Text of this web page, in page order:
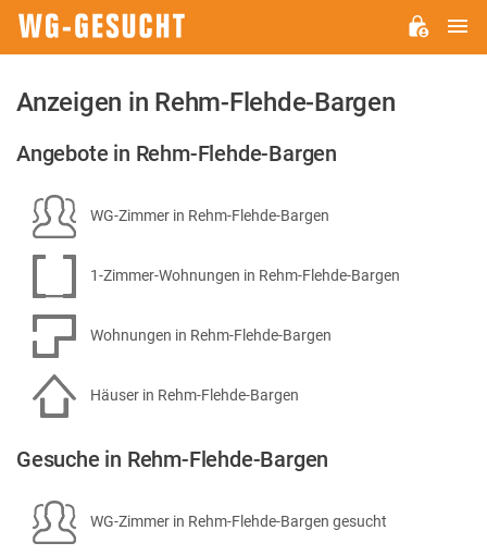
Anzeigen in Rehm-Flehde-Bargen
Angebote in Rehm-Flehde-Bargen
WG-Zimmer in Rehm-Flehde-Bargen
1-Zimmer-Wohnungen in Rehm-Flehde-Bargen
Wohnungen in Rehm-Flehde-Bargen
Häuser in Rehm-Flehde-Bargen
Gesuche in Rehm-Flehde-Bargen
WG-Zimmer in Rehm-Flehde-Bargen gesucht